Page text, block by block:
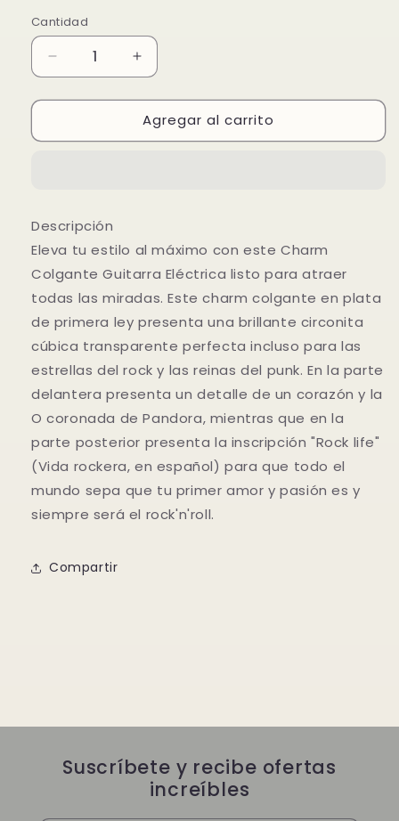
Cantidad
Reducir
cantidad
para
Colgante
Aumentar
cantidad
para
Charm
Colgante
Agregar al carrito
Descripción
Eleva tu estilo al máximo con este Charm
Colgante Guitarra Eléctrica listo para atraer
todas las miradas. Este charm colgante en plata
de primera ley presenta una brillante circonita
cúbica transparente perfecta incluso para las
estrellas del rock y las reinas del punk. En la parte
delantera presenta un detalle de un corazón y la
O coronada de Pandora, mientras que en la
parte posterior presenta la inscripción "Rock life"
(Vida rockera, en español) para que todo el
mundo sepa que tu primer amor y pasión es y
siempre será el rock'n'roll.
Compartir
Suscríbete y recibe ofertas
increíbles